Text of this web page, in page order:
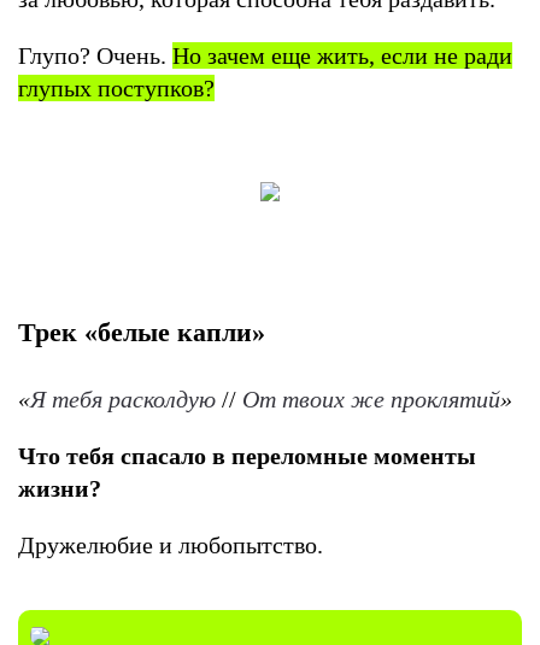
Глупо? Очень. Но зачем еще жить, если не ради
глупых поступков?
Трек «белые капли»
«Я тебя расколдую // От твоих же проклятий»
Что тебя спасало в переломные моменты
жизни?
Дружелюбие и любопытство.